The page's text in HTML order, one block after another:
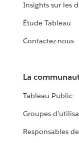
Insights sur les
Étude Tableau
Contactez-nous
La
Tableau Public
Groupes
Responsables